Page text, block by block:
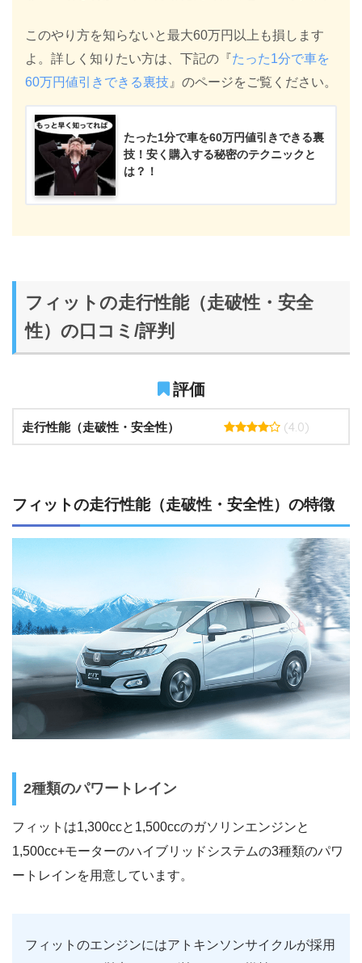
このやり方を知らないと最大60万円以上も損します
よ。詳しく知りたい方は、下記の『たった1分で車を
60万円値引きできる裏技 』のページをご覧ください。
たった1分で車を60万円値引きできる裏
技！安く購入する秘密のテクニックと
は？！
フィットの走行性能（走破性・安全
性）の口コミ/評判
評価
走行性能（走破性・安全性） (4.0)
フィットの走行性能（走破性・安全性）の特徴
2種類のパワートレイン
フィットは1,300ccと1,500ccのガソリンエンジンと
1,500cc+モーターのハイブリッドシステムの3種類のパワ
ートレインを用意しています。
フィットのエンジンにはアトキンソンサイクルが採用